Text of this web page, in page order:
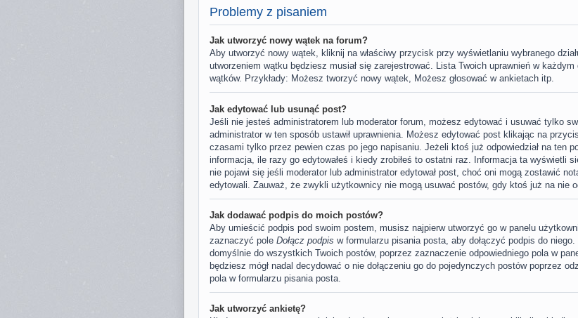
Problemy z pisaniem
Jak utworzyć nowy wątek na forum?
Aby utworzyć nowy wątek, kliknij na właściwy przycisk przy wyświetlaniu wybranego
utworzeniem wątku będziesz musiał się zarejestrować. Lista Twoich uprawnień w
wątków. Przykłady: Możesz tworzyć nowy wątek, Możesz głosować w ankietach itp.
Jak edytować lub usunąć post?
Jeśli nie jesteś administratorem lub moderator forum, możesz edytować i usuwać tylko
administrator w ten sposób ustawił uprawnienia. Możesz edytować post klikając na
czasami tylko przez pewien czas po jego napisaniu. Jeżeli ktoś już odpowiedział na ten
informacja, ile razy go edytowałeś i kiedy zrobiłeś to ostatni raz. Informacja ta wyświetli
nie pojawi się jeśli moderator lub administrator edytował post, choć oni mogą zostawić
edytowali. Zauważ, że zwykli użytkownicy nie mogą usuwać postów, gdy ktoś już na nie
Jak dodawać podpis do moich postów?
Aby umieścić podpis pod swoim postem, musisz najpierw utworzyć go w panelu
zaznaczyć pole Dołącz podpis w formularzu pisania posta, aby dołączyć podpis do
domyślnie do wszystkich Twoich postów, poprzez zaznaczenie odpowiedniego pola w
będziesz mógł nadal decydować o nie dołączeniu go do pojedynczych postów poprzez
pola w formularzu pisania posta.
Jak utworzyć ankietę?